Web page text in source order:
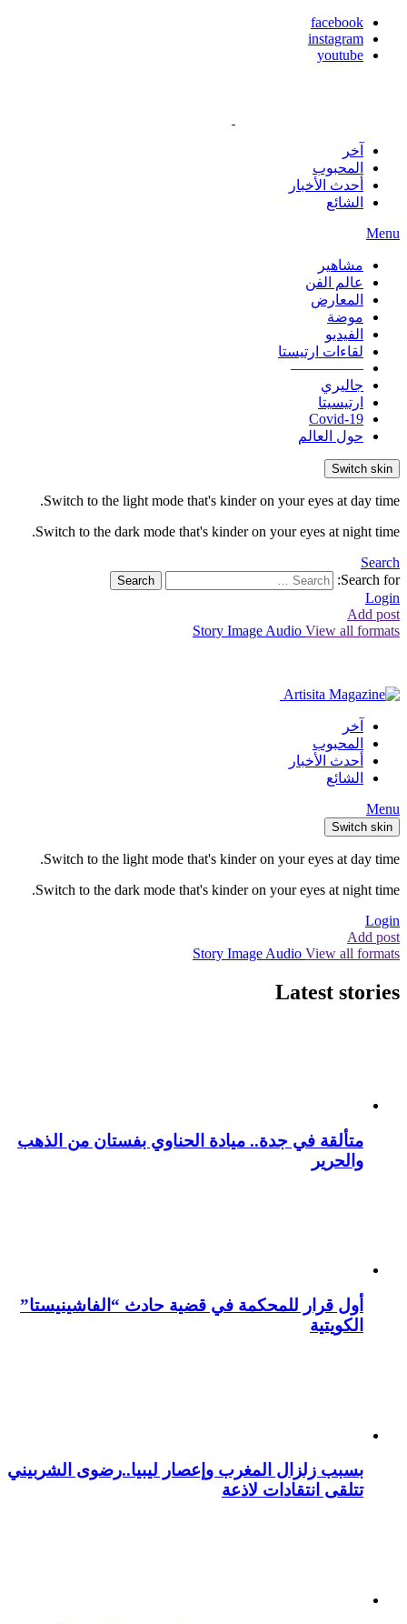
facebook
instagram
youtube
آخر
المحبوب
أحدث الأخبار
الشائع
Menu
مشاهير
عالم الفن
المعارض
موضة
الفيديو
لقاءات ارتيستا
—————
جاليري
ارتيسيتا
Covid-19
حول العالم
Switch skin
Switch to the light mode that's kinder on your eyes at day time.
Switch to the dark mode that's kinder on your eyes at night time.
Search
Search for:
Search
Login
Add post
Story Image Audio View all formats
آخر
المحبوب
أحدث الأخبار
الشائع
Menu
Switch skin
Switch to the light mode that's kinder on your eyes at day time.
Switch to the dark mode that's kinder on your eyes at night time.
Login
Add post
Story Image Audio View all formats
Latest stories
متألقة في جدة.. ميادة الحناوي بفستان من الذهب
والحرير
أول قرار للمحكمة في قضية حادث “الفاشينيستا”
الكويتية
بسبب زلزال المغرب وإعصار ليبيا..رضوى الشربيني
تتلقى انتقادات لاذعة